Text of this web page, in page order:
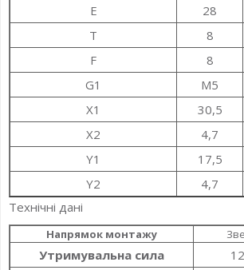
E
28
T
8
F
8
G1
M5
X1
30,5
X2
4,7
Y1
17,5
Y2
4,7
Технічні дані
Напрямок монтажу
Утримувальна сила